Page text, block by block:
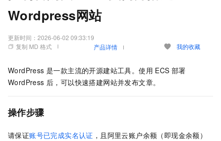
Wordpress网站
更新时间： 2026-06-02 09:33:19
复制 MD 格式
产品详情 我的收藏
WordPress 是一款主流的开源建站工具。使用 ECS 部署
WordPress 后，可以快速搭建网站并发布文章。
操作步骤
请保证账号已完成实名认证 ，且阿里云账户余额（即现金余额）